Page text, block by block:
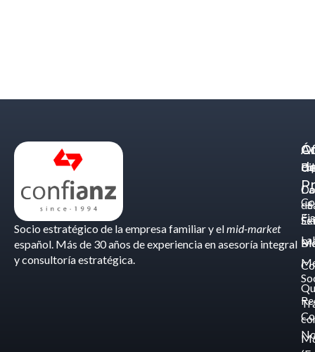
Socio estratégico de la empresa familiar y elmid-market
español. Más de 30 años de experiencia en asesoría integral
y consultoría estratégica.
de
-